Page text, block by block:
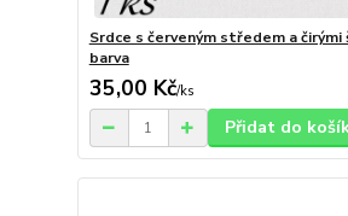
Srdce s červeným středem a
barva
35,00 Kč/ks
Přidat do